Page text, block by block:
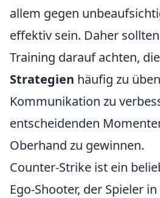
allem gegen
effektiv sein. Daher
Training darauf achten,
Strategien häufig zu
Kommunikation zu
entscheidenden
Oberhand zu gewinnen.
Counter-Strike ist ein
Ego-Shooter, der Spieler